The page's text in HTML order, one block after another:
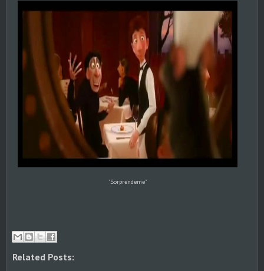
"Sorprendeme"
Related Posts: